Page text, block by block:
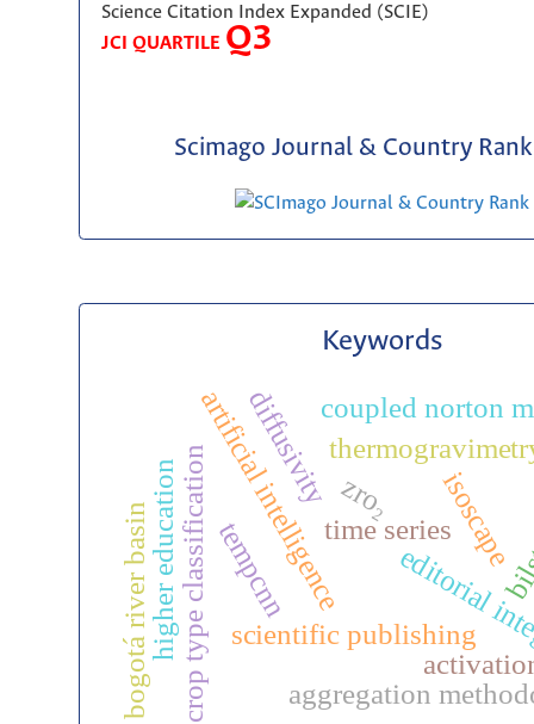
Science Citation Index Expanded (SCIE)
JCI QUARTILE Q3
Scimago Journal & Country Rank
Keywords
artificial intelligence
scientific publishing
editorial
crop type classification time series
tempcnn
diffusivity
higher education
aggregation
coupled norton
isoscape
bogotá river basin
zro₂